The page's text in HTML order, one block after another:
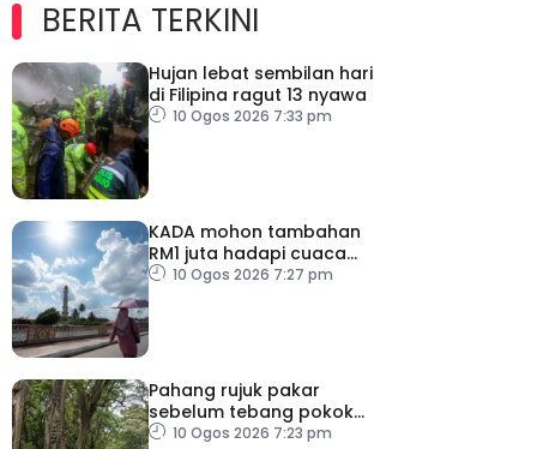
BERITA TERKINI
Hujan lebat sembilan hari
di Filipina ragut 13 nyawa
10 Ogos 2026 7:33 pm
KADA mohon tambahan
RM1 juta hadapi cuaca
panas
10 Ogos 2026 7:27 pm
Pahang rujuk pakar
sebelum tebang pokok
tua, uzur
10 Ogos 2026 7:23 pm